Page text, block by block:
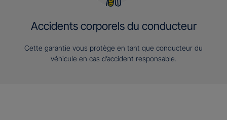
Accidents corporels du conducteur
Cette garantie vous protège en tant que conducteur du
véhicule en cas d’accident responsable.